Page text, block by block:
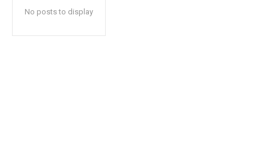
No posts to display